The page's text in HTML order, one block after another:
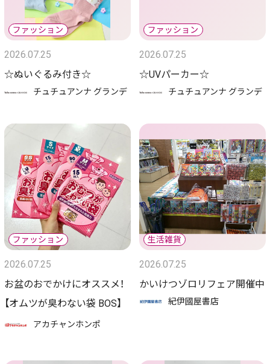
2026.07.25
☆ぬいぐるみ付き☆
チュチュアンナ グランデ
2026.07.25
☆UVパーカー☆
チュチュアンナ グランデ
2026.07.25
お盆のおでかけにオススメ！
【オムツが臭わない袋 BOS】
アカチャンホンポ
2026.07.25
かいけつゾロリフェア開催中
紀伊國屋書店